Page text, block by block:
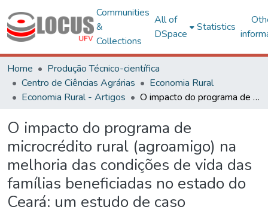
Communities
&
Collections
All of
DSpace
Statistics
Home
Produção Técnico-científica
Centro de Ciências Agrárias
Economia Rural
Economia Rural - Artigos
O impacto do programa de microcrédito rural (agroamigo) na melhoria das condições de vida das famílias beneficiadas no estado do Ceará: um estudo de caso
O impacto do programa de
microcrédito rural (agroamigo) na
melhoria das condições de vida das
famílias beneficiadas no estado do
Ceará: um estudo de caso